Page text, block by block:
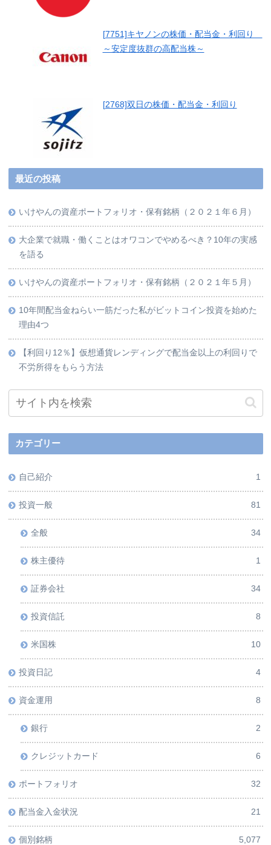
[7751]キヤノンの株価・配当金・利回り
～安定度抜群の高配当株～
[2768]双日の株価・配当金・利回り
最近の投稿
いけやんの資産ポートフォリオ・保有銘柄（２０２１年６月）
大企業で就職・働くことはオワコンでやめるべき？10年の実感
を語る
いけやんの資産ポートフォリオ・保有銘柄（２０２１年５月）
10年間配当金ねらい一筋だった私がビットコイン投資を始めた
理由4つ
【利回り12％】仮想通貨レンディングで配当金以上の利回りで
不労所得をもらう方法
カテゴリー
自己紹介 1
投資一般 81
全般 34
株主優待 1
証券会社 34
投資信託 8
米国株 10
投資日記 4
資金運用 8
銀行 2
クレジットカード 6
ポートフォリオ 32
配当金入金状況 21
個別銘柄 5,077